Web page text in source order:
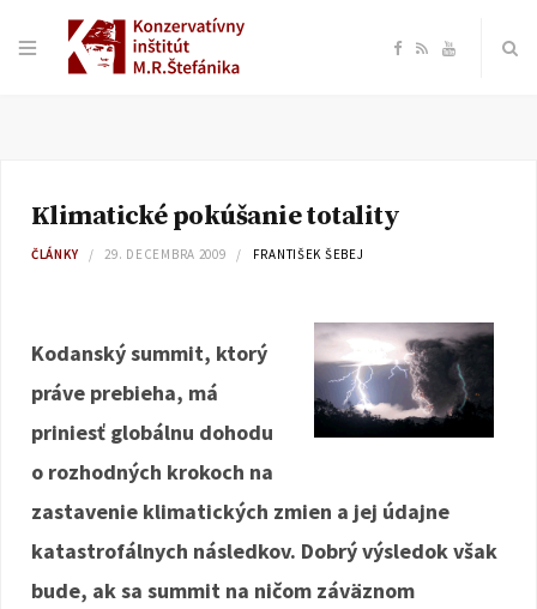
F
o
o
R Y
b
e
Klimatické pokúšanie totality
ČLÁNKY 29. DECEMBRA 2009 FRANTIŠEK ŠEBEJ
Kodanský summit, ktorý
práve prebieha, má
priniesť globálnu dohodu
o rozhodných krokoch na
zastavenie klimatických zmien a jej údajne
katastrofálnych následkov. Dobrý výsledok však
bude, ak sa summit na ničom záväznom